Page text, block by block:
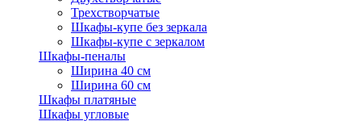
Трехстворчатые
Шкафы-купе без зеркала
Шкафы-купе с зеркалом
Шкафы-пеналы
Ширина 40 см
Ширина 60 см
Шкафы платяные
Шкафы угловые